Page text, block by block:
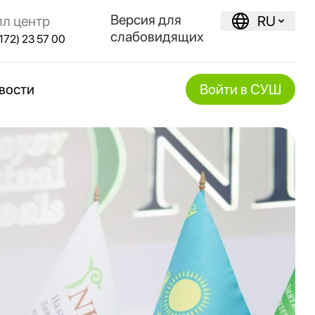
центр
23 57 00
Версия для
слабовидящих
RU
Войти в СУШ